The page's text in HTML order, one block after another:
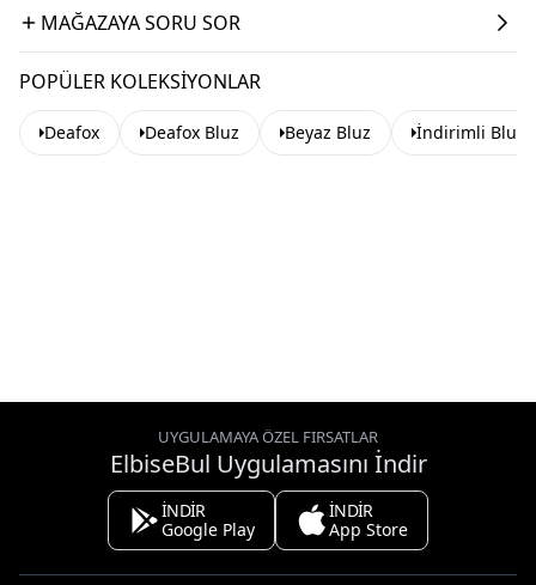
MAĞAZAYA SORU SOR
POPÜLER KOLEKSIYONLAR
Deafox Deafox Bluz Beyaz Bluz İndirimli Bluz
UYGULAMAYA ÖZEL FIRSATLAR
ElbiseBul Uygulamasını İndir
İNDİR
Google Play
İNDİR
App Store